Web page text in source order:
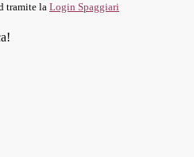
tramite la Login Spaggiari